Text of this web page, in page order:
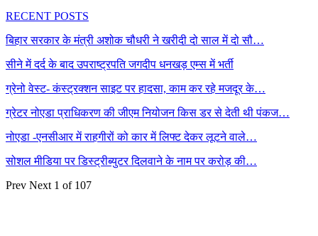
RECENT POSTS
बिहार सरकार के मंत्री अशोक चौधरी ने खरीदी दो साल में दो सौ…
सीने में दर्द के बाद उपराष्ट्रपति जगदीप धनखड़ एम्स में भर्ती
ग्रेनो वेस्ट- कंस्ट्रक्शन साइट पर हादसा, काम कर रहे मजदूर के…
ग्रेटर नोएडा प्राधिकरण की जीएम नियोजन किस डर से देती थी पंकज…
नोएडा -एनसीआर में राहगीरों को कार में लिफ्ट देकर लूटने वाले…
सोशल मीडिया पर डिस्ट्रीब्युटर दिलवाने के नाम पर करोड़ की…
Prev Next 1 of 107